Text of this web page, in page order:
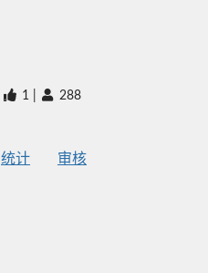
1 288
统计 审核